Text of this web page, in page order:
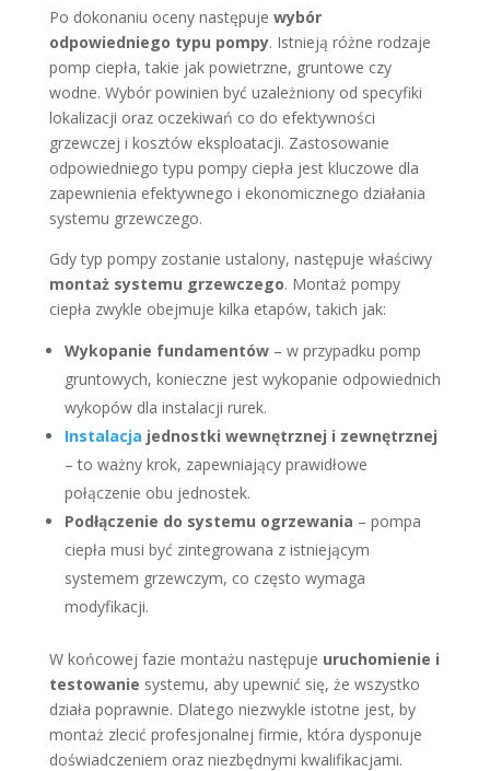
Po dokonaniu oceny następuje wybór
odpowiedniego typu pompy. Istnieją różne rodzaje
pomp ciepła, takie jak powietrzne, gruntowe czy
wodne. Wybór powinien być uzależniony od specyfiki
lokalizacji oraz oczekiwań co do efektywności
grzewczej i kosztów eksploatacji. Zastosowanie
odpowiedniego typu pompy ciepła jest kluczowe dla
zapewnienia efektywnego i ekonomicznego działania
systemu grzewczego.
Gdy typ pompy zostanie ustalony, następuje właściwy
montaż systemu grzewczego. Montaż pompy
ciepła zwykle obejmuje kilka etapów, takich jak:
Wykopanie fundamentów– w przypadku pomp
gruntowych, konieczne jest wykopanie odpowiednich
wykopów dla instalacji rurek.
Instalacja jednostki wewnętrznej i zewnętrznej
– to ważny krok, zapewniający prawidłowe
połączenie obu jednostek.
Podłączenie do systemu ogrzewania – pompa
ciepła musi być zintegrowana z istniejącym
systemem grzewczym, co często wymaga
modyfikacji.
W końcowej fazie montażu następuje uruchomienie i
testowanie systemu, aby upewnić się, że wszystko
działa poprawnie. Dlatego niezwykle istotne jest, by
montaż zlecić profesjonalnej firmie, która dysponuje
doświadczeniem oraz niezbędnymi kwalifikacjami.